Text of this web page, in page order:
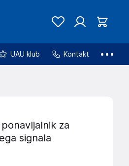
UAU klub Kontakt
za
signala